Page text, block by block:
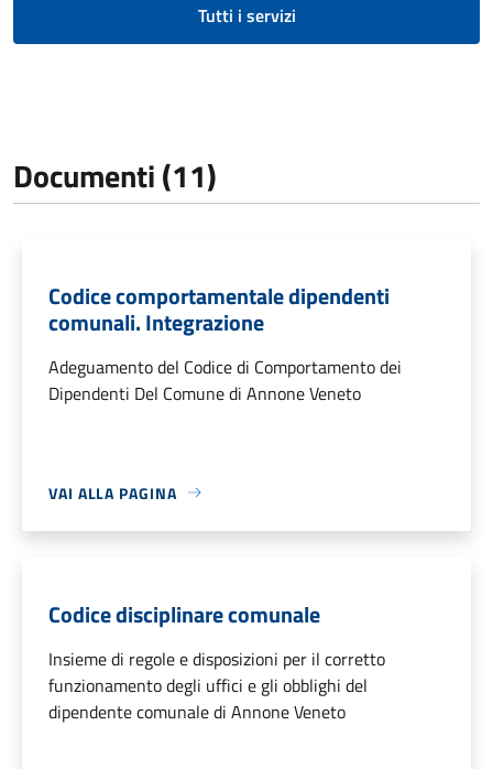
Tutti i servizi
Documenti (11)
Codice comportamentale dipendenti
comunali. Integrazione
Adeguamento del Codice di Comportamento dei
Dipendenti Del Comune di Annone Veneto
VAI ALLA PAGINA
Codice disciplinare comunale
Insieme di regole e disposizioni per il corretto
funzionamento degli uffici e gli obblighi del
dipendente comunale di Annone Veneto